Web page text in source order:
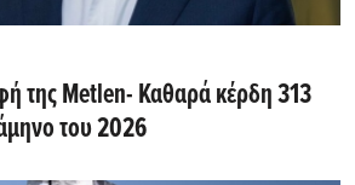
της Metlen- Καθαρά κέρδη 313
του 2026